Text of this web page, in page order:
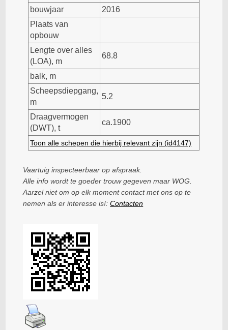
bouwjaar
2016
Plaats van
opbouw
Lengte over alles
(LOA), m
68.8
balk, m
Scheepsdiepgang,
m
5.2
Draagvermogen
(DWT), t
ca.1900
Toon alle schepen die hierbij relevant zijn (id4147)
Vaartuig inspecteerbaar op afspraak.
Alle info wordt te goeder trouw gegeven maar WOG.
Aarzel niet om op elk moment contact met ons op te
nemen als er interesse is!:Contacten